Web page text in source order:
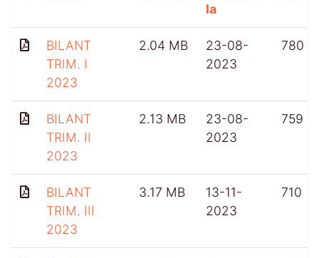
la
BILANT
TRIM. I
2023
2.04 MB
23-08-
2023
780
BILANT
TRIM. II
2023
2.13 MB
23-08-
2023
759
BILANT
TRIM. III
2023
3.17 MB
13-11-
2023
710